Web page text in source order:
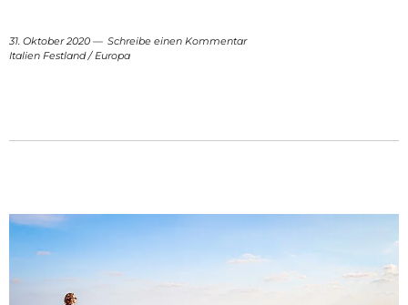
31. Oktober 2020
Schreibe einen Kommentar
Italien Festland/ Europa